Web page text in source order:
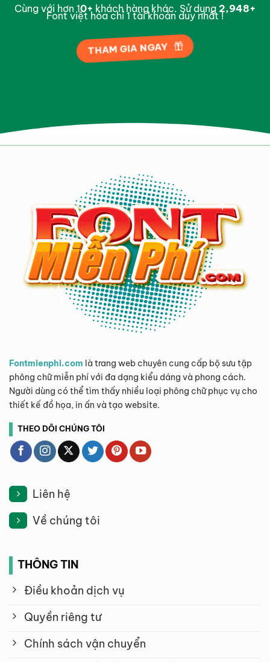
Cùng với hơn 10+ khách hàng khác. Sử dụng 2,996+
Font việt hóa chỉ 1 tài khoản duy nhất !
THAM GIA NGAY
Fontmienphi.com là trang web chuyên cung cấp bộ sưu tập
phông chữ miễn phí với đa dạng kiểu dáng và phong cách.
Người dùng có thể tìm thấy nhiều loại phông chữ phục vụ cho
thiết kế đồ họa, in ấn và tạo website.
THEO DÕI CHÚNG TÔI
Liên hệ
Về chúng tôi
THÔNG TIN
Điều khoản dịch vụ
Quyền riêng tư
Chính sách vận chuyển